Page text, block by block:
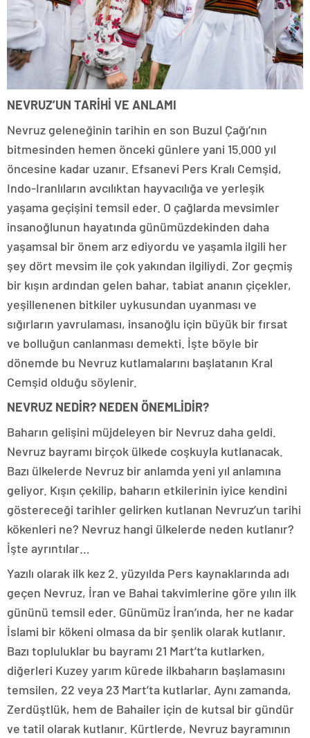
NEVRUZ’UN TARİHİ VE ANLAMI
Nevruz geleneğinin tarihin en son Buzul Çağı’nın
bitmesinden hemen önceki günlere yani 15.000 yıl
öncesine kadar uzanır. Efsanevi Pers Kralı Cemşid,
Indo-Iranlıların avcılıktan hayvacılığa ve yerleşik
yaşama geçişini temsil eder. O çağlarda mevsimler
insanoğlunun hayatında günümüzdekinden daha
yaşamsal bir önem arz ediyordu ve yaşamla ilgili her
şey dört mevsim ile çok yakından ilgiliydi. Zor geçmiş
bir kışın ardından gelen bahar, tabiat ananın çiçekler,
yeşillenenen bitkiler uykusundan uyanması ve
sığırların yavrulaması, insanoğlu için büyük bir fırsat
ve bolluğun canlanması demekti. İşte böyle bir
dönemde bu Nevruz kutlamalarını başlatanın Kral
Cemşid olduğu söylenir.
NEVRUZ NEDİR? NEDEN ÖNEMLİDİR?
Baharın gelişini müjdeleyen bir Nevruz daha geldi.
Nevruz bayramı birçok ülkede coşkuyla kutlanacak.
Bazı ülkelerde Nevruz bir anlamda yeni yıl anlamına
geliyor. Kışın çekilip, baharın etkilerinin iyice kendini
göstereceği tarihler gelirken kutlanan Nevruz’un tarihi
kökenleri ne? Nevruz hangi ülkelerde neden kutlanır?
İşte ayrıntılar…
Yazılı olarak ilk kez 2. yüzyılda Pers kaynaklarında adı
geçen Nevruz, İran ve Bahai takvimlerine göre yılın ilk
gününü temsil eder. Günümüz İran’ında, her ne kadar
İslami bir kökeni olmasa da bir şenlik olarak kutlanır.
Bazı topluluklar bu bayramı 21 Mart’ta kutlarken,
diğerleri Kuzey yarım kürede ilkbaharın başlamasını
temsilen, 22 veya 23 Mart’ta kutlarlar. Aynı zamanda,
Zerdüştlük, hem de Bahailer için de kutsal bir gündür
ve tatil olarak kutlanır. Kürtlerde, Nevruz bayramının